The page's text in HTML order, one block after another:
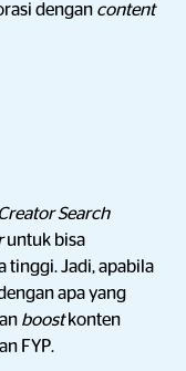
dengan content
Search
untuk bisa
tinggi. Jadi, apabila
apa yang
boostkonten
FYP.